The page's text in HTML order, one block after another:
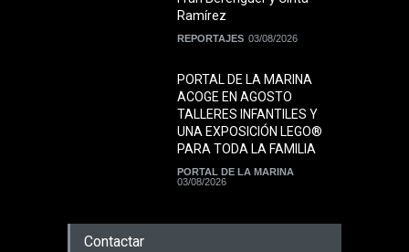
Ramírez
REPORTAJES 03/08/2026
PORTAL DE LA MARINA
ACOGE EN AGOSTO
TALLERES INFANTILES Y
UNA EXPOSICIÓN LEGO®
PARA TODA LA FAMILIA
PORTAL DE LA MARINA
03/08/2026
Contactar